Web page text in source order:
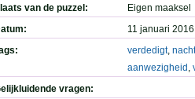
van de puzzel:
Eigen maaksel
11 januari
verdedigt,
aanwezigheid ,
vragen: